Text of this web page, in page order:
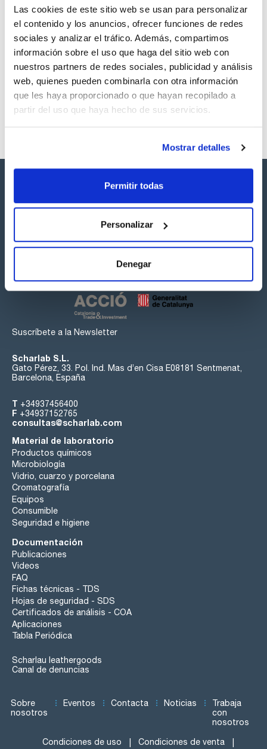
Las cookies de este sitio web se usan para personalizar
el contenido y los anuncios, ofrecer funciones de redes
sociales y analizar el tráfico. Además, compartimos
información sobre el uso que haga del sitio web con
nuestros partners de redes sociales, publicidad y análisis
web, quienes pueden combinarla con otra información
que les haya proporcionado o que hayan recopilado a
partir del uso que haya hecho de sus servicios.
Mostrar detalles
Permitir todas
Personalizar
Denegar
Regístrate para
descargas
Los productos marcados con esta imagen son
listos para una entrega inmediata.
Suscríbete a la Newsletter
Scharlab S.L.
Gato Pérez, 33. Pol. Ind. Mas d’en Cisa E08181 Sentmenat,
Barcelona, España
T +34937456400
F +34937152765
consultas@scharlab.com
Material de laboratorio
Productos químicos
Microbiología
Vidrio, cuarzo y porcelana
Cromatografía
Equipos
Consumible
Seguridad e higiene
Documentación
Publicaciones
Videos
FAQ
Fichas técnicas - TDS
Hojas de seguridad - SDS
Certificados de análisis - COA
Aplicaciones
Tabla Periódica
Scharlau leathergoods
Canal de denuncias
Sobre
nosotros
Eventos Contacta Noticias
Trabaja
con
nosotros
Condiciones de uso Condiciones de venta